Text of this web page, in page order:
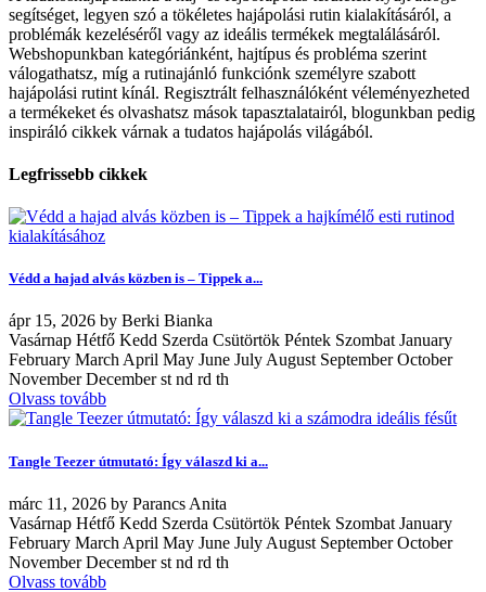
segítséget, legyen szó a tökéletes hajápolási rutin kialakításáról, a
problémák kezeléséről vagy az ideális termékek megtalálásáról.
Webshopunkban kategóriánként, hajtípus és probléma szerint
válogathatsz, míg a rutinajánló funkciónk személyre szabott
hajápolási rutint kínál. Regisztrált felhasználóként véleményezheted
a termékeket és olvashatsz mások tapasztalatairól, blogunkban pedig
inspiráló cikkek várnak a tudatos hajápolás világából.
Legfrissebb cikkek
Védd a hajad alvás közben is – Tippek a...
ápr 15, 2026 by Berki Bianka
Vasárnap Hétfő Kedd Szerda Csütörtök Péntek Szombat January
February March April May June July August September October
November December st nd rd th
Olvass tovább
Tangle Teezer útmutató: Így válaszd ki a...
márc 11, 2026 by Parancs Anita
Vasárnap Hétfő Kedd Szerda Csütörtök Péntek Szombat January
February March April May June July August September October
November December st nd rd th
Olvass tovább